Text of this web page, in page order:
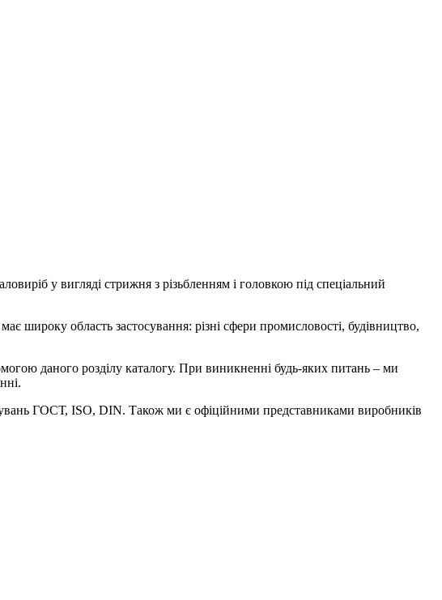
у вигляді стрижня з різьбленням і головкою під спеціальний
широку область застосування: різні сфери промисловості, будівництво,
даного розділу каталогу. При виникненні будь-яких питань – ми
ГОСТ, ISO, DIN. Також ми є офіційними представниками виробників